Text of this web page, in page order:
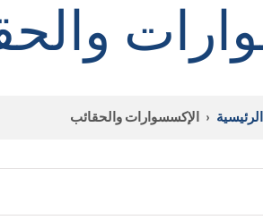
الرئيسية › الإكسسوارات والحقائب